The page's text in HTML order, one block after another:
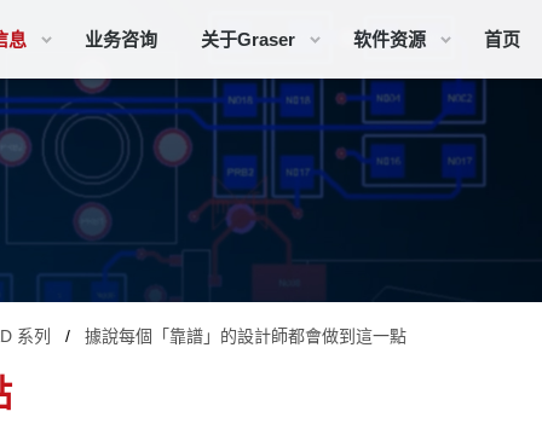
息 业务咨询 关于Graser 软件资源 首页
系列 據說每個「靠譜」的設計師都會做到這一點